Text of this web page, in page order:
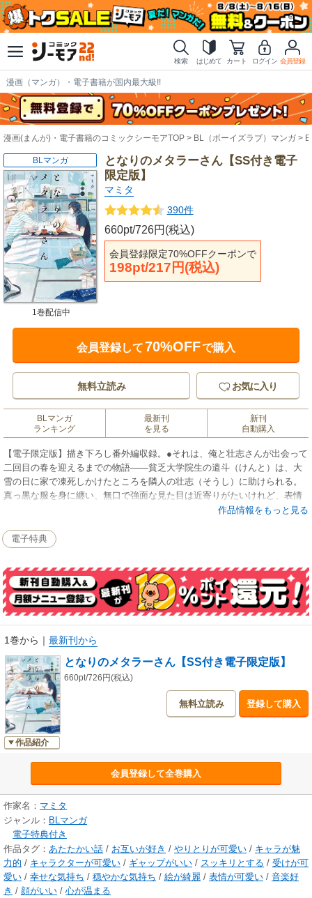
検索 はじめて カート ログイン 会員登録
漫画（マンガ）・電子書籍が国内最大級!!
漫画(まんが)・電子書籍のコミックシーモアTOP BL（ボーイズラブ）マンガ
となりのメタラーさん【SS付き電子
限定版】
マミタ
390件
660pt/726円(税込)
会員登録限定70%OFFクーポンで
198pt/217円(税込)
BLマンガ
1巻配信中
会員登録して70%OFFで購入
無料立読み お気に入り
BLマンガ
ランキング
最新刊
を見る
新刊
自動購入
【電子限定版】描き下ろし番外編収録。●それは、俺と壮志さんが出会って
二回目の春を迎えるまでの物語――貧乏大学院生の遣斗（けんと）は、大
雪の日に家で凍死しかけたところを隣人の壮志（そうし）に助けられる。
真っ黒な服を身に纏い、無口で強面な見た目は近寄りがたいけれど、表情
を隠すように伸ばした髪からのぞく瞳は、何かを訴えるように揺れてい
年。この穏やかで幸せな時間が、壊れてしまうのが怖い――実は自分がゲ
イであることを隠し、膨らむ気持ちに蓋をしながら過ごす日々で…!?
作品情報をもっと見る
電子特典
1巻から ｜ 最新刊から
作品紹介
となりのメタラーさん【SS付き電子限定版】
660pt/726円(税込)
無料立読み 登録して購入
会員登録して全巻購入
作家名： マミタ
ジャンル： BLマンガ
電子特典付き
作品タグ： あたたかい話 / お互いが好き / やりとりが可愛い / キャラが魅
力的 / キャラクターが可愛い / ギャップがいい / スッキリとする / 受けが可
愛い / 幸せな気持ち / 穏やかな気持ち / 絵が綺麗 / 表情が可愛い / 音楽好
き / 顔がいい / 心が温まる